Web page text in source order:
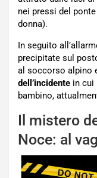
nei pressi del
donna).
In seguito
precipitate sul
al soccorso alpino
dell’incidente in cui
bambino,
Il mistero
Noce: al